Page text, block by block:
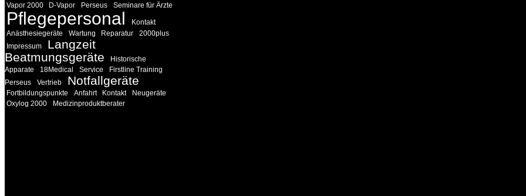
Vapor 2000
D-Vapor Perseus Seminare für Ärzte
Pflegepersonal
Kontakt
Anästhesiegeräte
Wartung Reparatur
2000plus
Impressum
Langzeit
Beatmungsgeräte
Historische
Apparate
18Medical Service
Firstline Training
Perseus
Vertrieb Notfallgeräte
Fortbildungspunkte Anfahrt Kontakt
Neugeräte
Oxylog 2000
Medizinproduktberater